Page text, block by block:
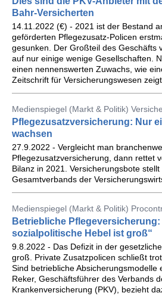
Bahr-Versicherten
14.11.2022 (€) - 2021 ist der Bestand
geförderten Pflegezusatz-Policen
gesunken. Der Großteil des Geschäfts
auf nur einige wenige Gesellschaften.
einen nennenswerten Zuwachs, wie
Zeitschrift für Versicherungswesen zeigt.
Medienspiegel (Markt & Politik)
Pflegezusatzversicherung: Nur
wachsen
27.9.2022 - Vergleicht man
Pflegezusatzversicherung, dann rettet
Bilanz in 2021. Versicherungsbote
Gesamtverbands der
Medienspiegel (Markt & Politik)
Betriebliche Pflegeversicherung:
sozialpolitische Hebel ist groß“
9.8.2022 - Das Defizit in der
groß. Private Zusatzpolicen schließt
Sind betriebliche Absicherungsmodelle
Reker, Geschäftsführer des Verbands
Krankenversicherung (PKV), bezieht